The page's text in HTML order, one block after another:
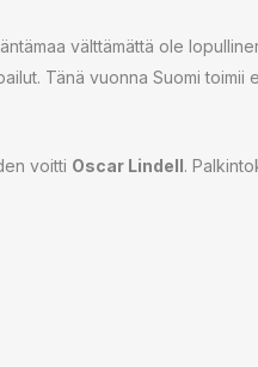
välttämättä ole
Tänä vuonna Suomi toimii
voitti Oscar Lindell.